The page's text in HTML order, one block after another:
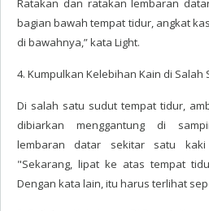
Ratakan dan ratakan lembaran
bagian bawah tempat tidur, angkat
di bawahnya,” kata Light.
4. Kumpulkan Kelebihan Kain di Salah
Di salah satu sudut tempat tidur,
dibiarkan menggantung di
lembaran datar sekitar satu
"Sekarang, lipat ke atas tempat
Dengan kata lain, itu harus terlihat